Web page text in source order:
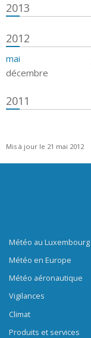
2013
2012
mai
décembre
2011
Mis à jour le 21 mai 2012
Météo au Luxembourg
Météo en Europe
Météo aéronautique
Vigilances
Climat
Produits et services